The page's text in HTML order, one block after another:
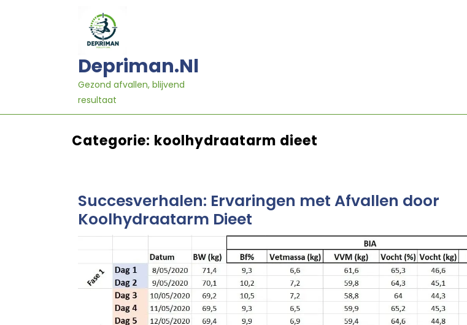
Depriman.nl
Gezond afvallen, blijvend
resultaat
Categorie: koolhydraatarm dieet
Succesverhalen: Ervaringen met Afvallen door
Koolhydraatarm Dieet